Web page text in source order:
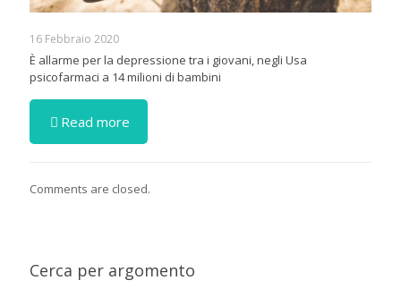
16 Febbraio 2020
È allarme per la depressione tra i giovani, negli Usa
psicofarmaci a 14 milioni di bambini
Read more
Comments are closed.
Cerca per argomento